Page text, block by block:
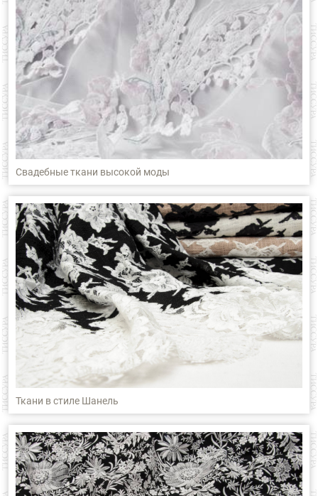
Свадебные ткани высокой моды
Ткани в стиле Шанель